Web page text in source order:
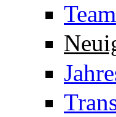
Team